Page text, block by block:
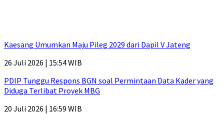
Kaesang Umumkan Maju Pileg 2029 dari Dapil V Jateng
26 Juli 2026 | 15:54 WIB
PDIP Tunggu Respons BGN soal Permintaan Data Kader yang
Diduga Terlibat Proyek MBG
20 Juli 2026 | 16:59 WIB